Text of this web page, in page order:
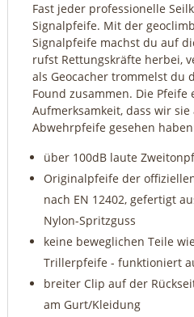
Fast jeder professionelle
Signalpfeife. Mit der
Signalpfeife machst du auf
rufst Rettungskräfte herbei,
als Geocacher trommelst du
Found zusammen. Die
Aufmerksamkeit, dass wir sie
Abwehrpfeife gesehen
über 100dB laute
Originalpfeife der
nach EN 12402, gefertigt
Nylon-Spritzguss
keine beweglichen Teile
Trillerpfeife - funktioniert
breiter Clip auf der
am Gurt/Kleidung